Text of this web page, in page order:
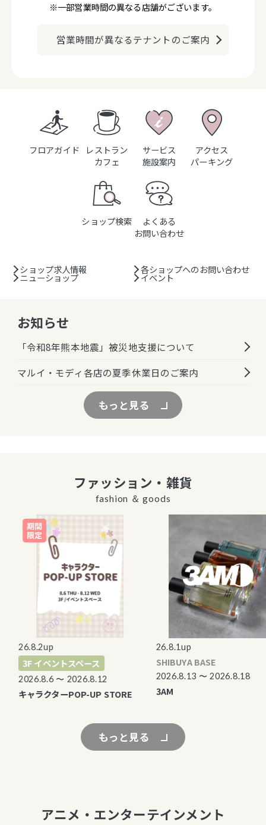
※一部営業時間の異なる店舗がございます。
営業時間が異なるテナントのご案内
フロアガイド
アクセス
パーキング
レストラン
カフェ
ショップ検索
サービス
施設案内
よくある
お問い合わせ
ショップ求人情報 各ショップへのお問い合わせ
ニューショップ イベント
お知らせ
「令和8年熊本地震」被災地支援について
マルイ・モディ各店の夏季休業日のご案内
もっと見る
ファッション・雑貨
fashion ＆ goods
26.8.2up
3F イベントスペース
2026.8.6 〜 2026.8.12
キャラクターPOP-UP STORE
26.8.1up
SHIBUYA BASE
2026.8.13 〜 2026.8.18
3AM
もっと見る
アニメ・エンターテインメント